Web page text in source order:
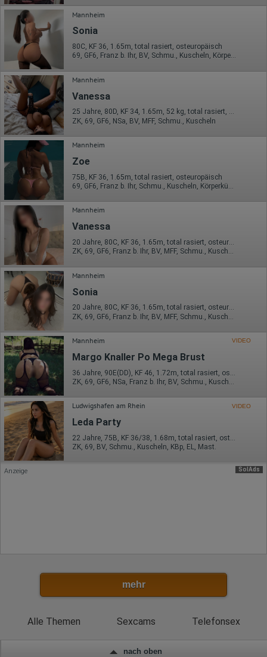
vorgeschrieben wird oder, soweit Dritte diese Daten im Auftrag
von Google verarbeiten. Die IP-Adresse der Nutzer wird von
Google innerhalb von Mitgliedstaaten der Europäischen Union
oder in anderen Vertragsstaaten des Abkommens über den
Europäischen Wirtschaftsraum gekürzt, dies bedeutet, dass alle
Daten anonym erhoben werden. Nur in Ausnahmefällen wird die
volle IP-Adresse an einen Server von Google in den USA
übertragen und dort gekürzt. Die von dem Browser des Nutzers
übermittelte IP-Adresse wird nicht mit anderen Daten von Google
zusammengeführt.
Erhobene Informationen zum Besucherverhalten sind folgende:
Herkunft (Land und Stadt)
Sprache
Betriebssystem
Gerät (PC, Tablet-PC oder Smartphone)
Browser und alle verwendeten Add-ons
Auflösung des Computers
Besucherquelle (Facebook, Suchmaschine oder
verweisende Webseite)
Welche Dateien wurden heruntergeladen?
Welche Videos angeschaut?
Wurden Werbebanner angeklickt?
Wohin ging der Besucher? Klickte er auf weitere Seiten des
Portals oder hat er sie komplett verlassen?
Wie lange blieb der Besucher?
Ort der Verarbeitung:
Europäische Union & USA
Hotjar
Wir nutzen Hotjar als Webanalysedient. Es wird verwendet, um
Daten über das Benutzerverhalten zu sammeln. Hotjar kann
auch im Rahmen von Umfragen und Feedbackfunktionen, die
auf unserer Website eingebunden sind, von Ihnen bereitgestellte
Informationen verarbeiten.
Herausgeber:
Hotjar Limited, Malta
Erhobene Daten:
Datum und Uhrzeit des Besuchs
Gerätetyp
Geografischer Standort
IP-Adresse
Mausbewegungen
Besuchte Seiten
Eindeutige Benutzerkennung
Art. 6 Abs. 1 S. 1 lit. a DSGVO
Mannheim
Sonia
80C, KF 36, 1.65m, total rasiert, osteuropäisch
69, GF6, Franz b. Ihr, BV, Schmu., Kuscheln, Körperküs., Mast.
Mannheim
Vanessa
25 Jahre, 80D, KF 34, 1.65m, 52 kg, total rasiert, osteuropäisch
ZK, 69, GF6, NSa, BV, MFF, Schmu., Kuscheln
Mannheim
Zoe
75B, KF 36, 1.65m, total rasiert, osteuropäisch
69, GF6, Franz b. Ihr, Schmu., Kuscheln, Körperküs., KBp, Mast.
Mannheim
Vanessa
20 Jahre, 80C, KF 36, 1.65m, total rasiert, osteuropäisch
ZK, 69, GF6, Franz b. Ihr, BV, MFF, Schmu., Kuscheln
Mannheim
Sonia
20 Jahre, 80C, KF 36, 1.65m, total rasiert, osteuropäisch
Mannheim VIDEO
Margo Knaller Po Mega Brust
ZK, 69, GF6, NSa, Franz b. Ihr, BV, Schmu., Kuscheln
Ludwigshafen am Rhein VIDEO
Leda Party
22 Jahre, 75B, KF 36/38, 1.68m, total rasiert, osteuropäisch
ZK, 69, BV, Schmu., Kuscheln, KBp, EL, Mast.
SolAds
Anzeige
mehr
Alle Themen Sexcams Telefonsex
nach oben